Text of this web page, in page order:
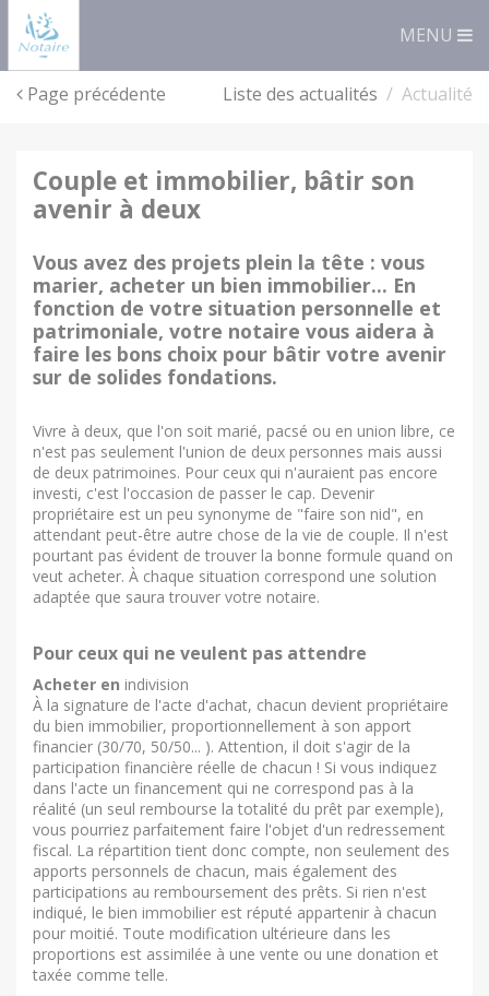
MENU
Page précédente Liste des actualités Actualité
couple et immobilier, bâtir son
avenir à deux
Vous avez des projets plein la tête : vous
marier, acheter un bien immobilier... En
fonction de votre situation personnelle et
patrimoniale, votre notaire vous aidera à
faire les bons choix pour bâtir votre avenir
sur de solides fondations.
Vivre à deux, que l'on soit marié, pacsé ou en union libre, ce
n'est pas seulement l'union de deux personnes mais aussi
de deux patrimoines. Pour ceux qui n'auraient pas encore
investi, c'est l'occasion de passer le cap. Devenir
propriétaire est un peu synonyme de "faire son nid", en
attendant peut-être autre chose de la vie de couple. Il n'est
pourtant pas évident de trouver la bonne formule quand on
veut acheter. À chaque situation correspond une solution
adaptée que saura trouver votre notaire.
Pour ceux qui ne veulent pas attendre
Acheter en indivision
À la signature de l'acte d'achat, chacun devient propriétaire
du bien immobilier, proportionnellement à son apport
financier (30/70, 50/50... ). Attention, il doit s'agir de la
participation financière réelle de chacun ! Si vous indiquez
dans l'acte un financement qui ne correspond pas à la
réalité (un seul rembourse la totalité du prêt par exemple),
vous pourriez parfaitement faire l'objet d'un redressement
fiscal. La répartition tient donc compte, non seulement des
apports personnels de chacun, mais également des
participations au remboursement des prêts. Si rien n'est
indiqué, le bien immobilier est réputé appartenir à chacun
pour moitié. Toute modification ultérieure dans les
proportions est assimilée à une vente ou une donation et
taxée comme telle.
Panneau de gestion des cookies